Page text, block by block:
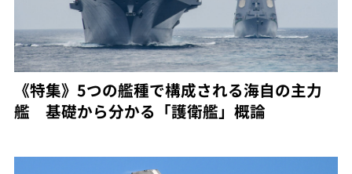
《特集》5つの艦種で構成される海自の主力
艦 基礎から分かる「護衛艦」概論